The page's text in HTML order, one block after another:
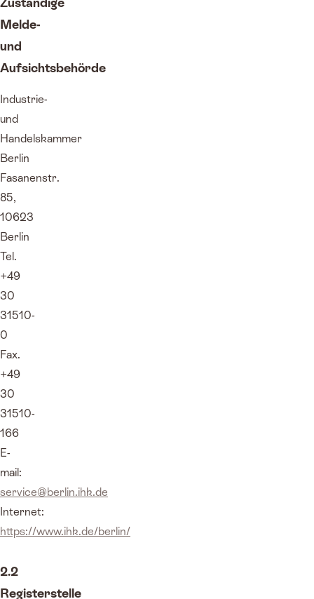
Melde-
und
Aufsichtsbehörde
Industrie-
und
Handelskammer
Berlin
Fasanenstr.
85,
10623
Berlin
Tel.
+49
30
31510-
0
Fax.
+49
30
31510-
166
E-
mail:
service@berlin.ihk.de
Internet:
https://www.ihk.de/berlin/
2.2
Registerstelle